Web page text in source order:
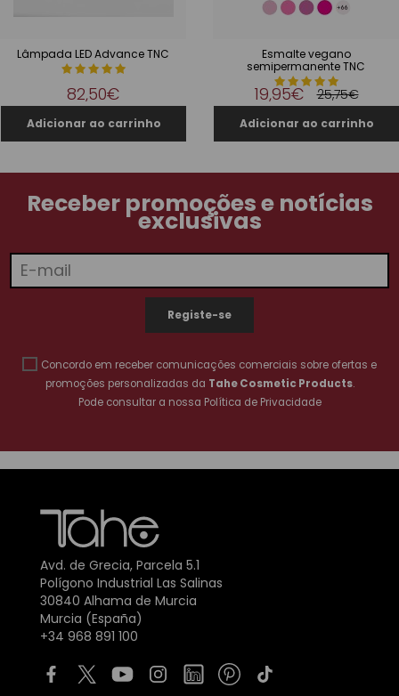
Lâmpada LED Advance TNC
82,50€
Esmalte vegano
semipermanente TNC
19,95€ 25,75€
Receber promoções e notícias
exclusivas
Concordo em receber comunicações comerciais sobre ofertas e
promoções personalizadas da Tahe Cosmetic Products.
Pode consultar a nossa Política de Privacidade
Avd. de Grecia, Parcela 5.1
Polígono Industrial Las Salinas
30840 Alhama de Murcia
Murcia (España)
+34 968 891 100